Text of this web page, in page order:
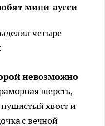
мини-аусси
четыре
невозможно
шерсть,
пушистый хвост и
с вечной